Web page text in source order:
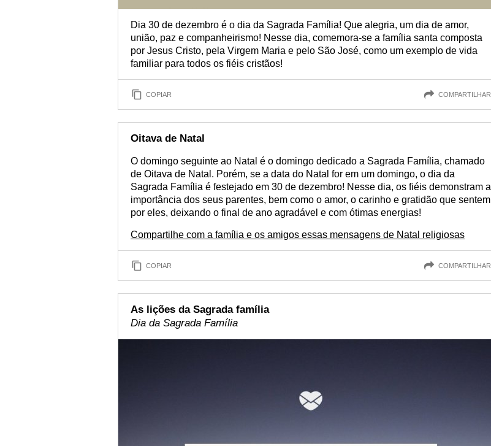
Dia 30 de dezembro é o dia da Sagrada Família! Que alegria, um dia de amor,
união, paz e companheirismo! Nesse dia, comemora-se a família santa composta
por Jesus Cristo, pela Virgem Maria e pelo São José, como um exemplo de vida
familiar para todos os fiéis cristãos!
COPIAR COMPARTILHAR
Oitava de Natal
O domingo seguinte ao Natal é o domingo dedicado a Sagrada Família, chamado
de Oitava de Natal. Porém, se a data do Natal for em um domingo, o dia da
Sagrada Família é festejado em 30 de dezembro! Nesse dia, os fiéis demonstram a
importância dos seus parentes, bem como o amor, o carinho e gratidão que sentem
por eles, deixando o final de ano agradável e com ótimas energias!
Compartilhe com a família e os amigos essas mensagens de Natal religiosas
COPIAR COMPARTILHAR
As lições da Sagrada família
Dia da Sagrada Família